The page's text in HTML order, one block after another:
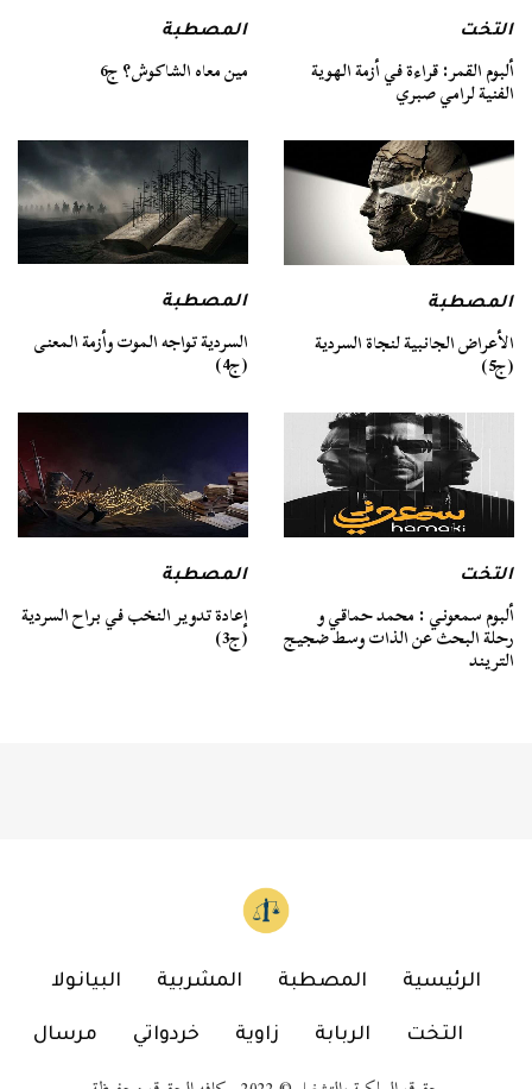
التخت
ألبوم القمر: قراءة في أزمة الهوية
الفنية لرامي صبري
المصطبة
مين معاه الشاكوش؟ ج6
المصطبة
الأعراض الجانبية لنجاة السردية
(ج5)
المصطبة
السردية تواجه الموت وأزمة المعنى
(ج4)
التخت
ألبوم سمعوني : محمد حماقي و
رحلة البحث عن الذات وسط ضجيج
التريند
المصطبة
إعادة تدوير النخب في براح السردية
(ج3)
الرئيسية المصطبة المشربية البيانولا
التخت الربابة زاوية خردواتي مرسال